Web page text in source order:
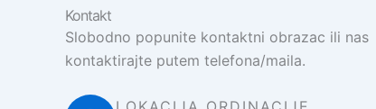
Kontakt
Slobodno popunite kontaktni obrazac ili nas
kontaktirajte putem telefona/maila.